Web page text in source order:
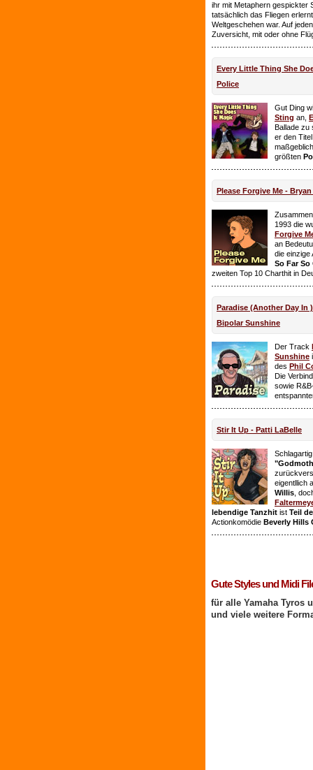
ihr mit Metaphern gespickter
tatsächlich das Fliegen
Weltgeschehen war. Auf
Zuversicht, mit oder ohne
Every Little Thing She
Police
Gut Ding
Sting an,
Ballade zu
er den
größten
Please Forgive Me -
1993 die
Forgive
an
die einzige
So Far So
zweiten Top 10 Charthit in
Paradise (Another Day In
Bipolar Sunshine
Der Track
Sunshine
des Phil
Die
sowie
Stir It Up - Patti LaBelle
eigentllich
Willis ,
lebendige Tanzhit ist Teil
Actionkomödie Beverly Hills
Gute Styles und Midi
für alle Yamaha Tyros
und viele weitere